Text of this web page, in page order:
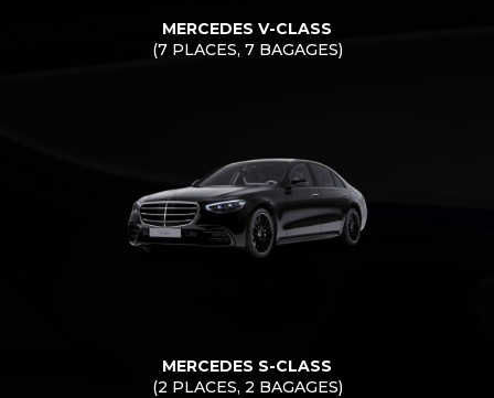
MERCEDES V-CLASS
(7 PLACES, 7 BAGAGES)
MERCEDES S-CLASS
(2 PLACES, 2 BAGAGES)